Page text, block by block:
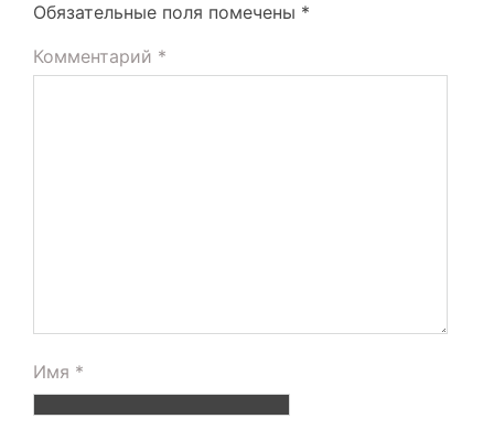
Обязательные поля помечены *
Комментарий *
Имя *